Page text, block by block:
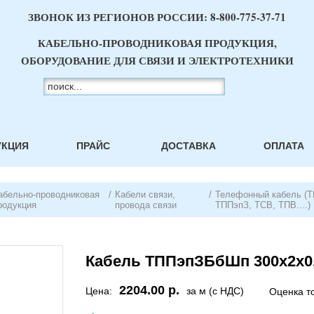
ЗВОНОК ИЗ РЕГИОНОВ РОССИИ: 8-800-775-37-71
КАБЕЛЬНО-ПРОВОДНИКОВАЯ ПРОДУКЦИЯ,
ОБОРУДОВАНИЕ ДЛЯ СВЯЗИ И ЭЛЕКТРОТЕХНИКИ
ПРАЙС ДОСТАВКА ОПЛАТА
проводниковая
/ Кабели связи,
провода связи
/ Телефонный кабель
ТППэпЗ, ТСВ, ТПВ....)
Кабель ТППэпЗБбШп
Цена: 2204.00 р. за м (с НДС) Оценка